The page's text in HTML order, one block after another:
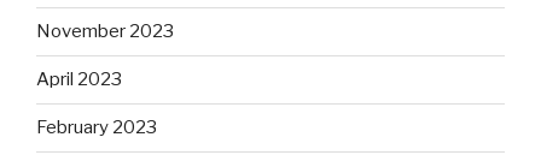
November 2023
April 2023
February 2023